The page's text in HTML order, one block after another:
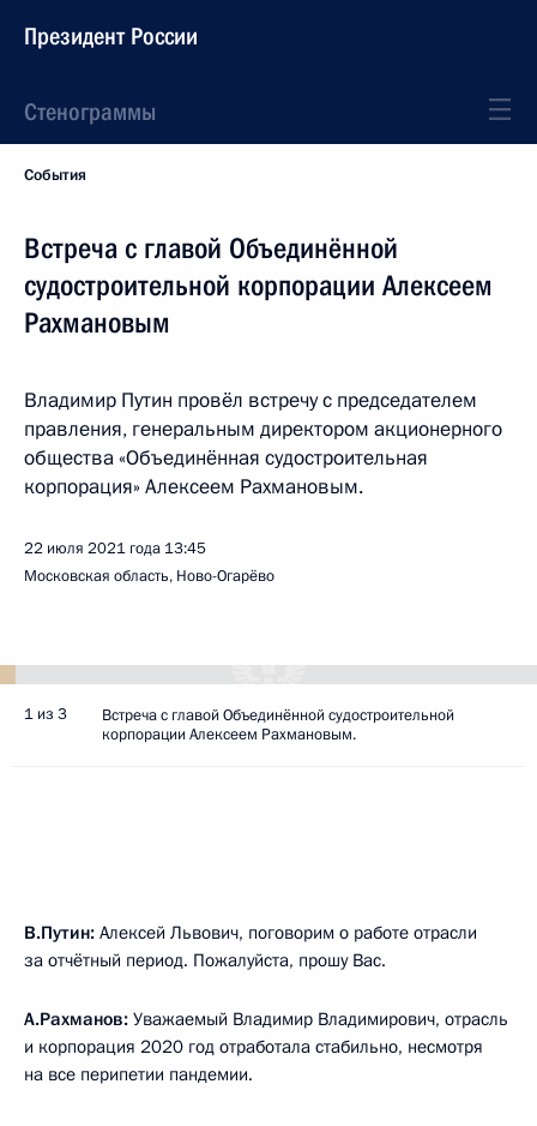
Президент России
Стенограммы
События
Встреча с главой Объединённой
судостроительной корпорации Алексеем
Рахмановым
Владимир Путин провёл встречу с председателем
правления, генеральным директором акционерного
общества «Объединённая судостроительная
корпорация» Алексеем Рахмановым.
22 июля 2021 года 13:45
Московская область, Ново-Огарёво
1 из 3
Встреча с главой Объединённой судостроительной
корпорации Алексеем Рахмановым.
В.Путин: Алексей Львович, поговорим о работе отрасли
за отчётный период. Пожалуйста, прошу Вас.
А.Рахманов: Уважаемый Владимир Владимирович, отрасль
и корпорация 2020 год отработала стабильно, несмотря
на все перипетии пандемии.